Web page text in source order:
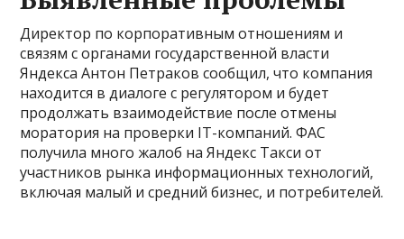
Директор по корпоративным отношениям и
связям с органами государственной власти
Яндекса Антон Петраков сообщил, что компания
находится в диалоге с регулятором и будет
продолжать взаимодействие после отмены
моратория на проверки IТ-компаний. ФАС
получила много жалоб на Яндекс Такси от
участников рынка информационных технологий,
включая малый и средний бизнес, и потребителей.